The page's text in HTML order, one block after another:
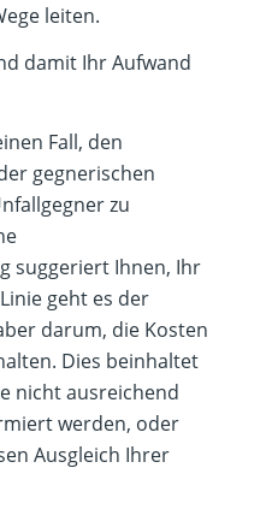
leiten.
damit Ihr Aufwand
Fall, den
gegnerischen
zu
suggeriert Ihnen, Ihr
geht es der
darum, die Kosten
Dies beinhaltet
nicht ausreichend
werden, oder
Ausgleich Ihrer